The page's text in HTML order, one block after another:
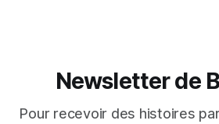
Newsletter de
Pour recevoir des histoires